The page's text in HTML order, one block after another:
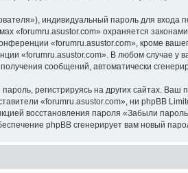
индивидуальный пароль для входа
«forumru.asustor.com» охраняется
«forumru.asustor.com», кроме
«forumru.asustor.com». В любом случае у
сообщений, автоматически
регистрируясь на других сайтах. Ваш
«forumru.asustor.com», ни phpBB
восстановления пароля «Забыли
phpBB сгенерирует вам новый